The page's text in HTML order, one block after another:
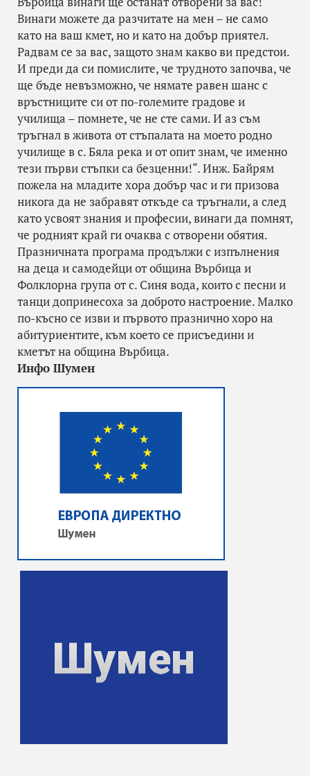
Винаги можете да разчитате на мен – не само
като на ваш кмет, но и като на добър приятел.
Радвам се за вас, защото знам какво ви предстои.
И преди да си помислите, че трудното започва, че
ще бъде невъзможно, че нямате равен шанс с
връстниците си от по-големите градове и
училища – помнете, че не сте сами. И аз съм
тръгнал в живота от стъпалата на моето родно
училище в с. Бяла река и от опит знам, че именно
тези първи стъпки са безценни!“. Инж. Байрям
пожела на младите хора добър час и ги призова
никога да не забравят откъде са тръгнали, а след
като усвоят знания и професии, винаги да помнят,
че родният край ги очаква с отворени обятия.
Празничната програма продължи с изпълнения
на деца и самодейци от община Върбица и
Фолклорна група от с. Синя вода, които с песни и
танци допринесоха за доброто настроение. Малко
по-късно се изви и първото празнично хоро на
абитуриентите, към което се присъедини и
кметът на община Върбица.
Инфо Шумен